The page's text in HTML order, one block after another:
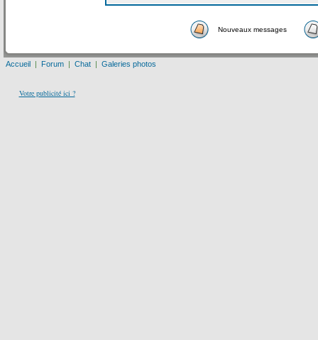
Nouveaux messages
Accueil | Forum | Chat | Galeries photos
Votre publicité ici ?